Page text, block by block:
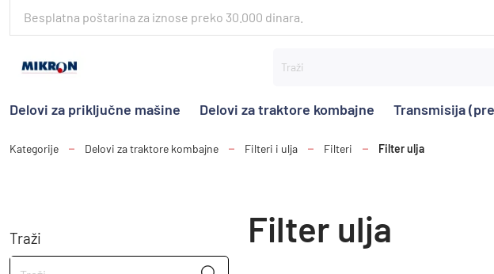
Besplatna poštarina za iznose preko 30.000 dinara.
Delovi za priključne mašine Delovi za traktore kombajne Transmisija
Kategorije Delovi za traktore kombajne Filteri i ulja Filteri Filter ulja
Traži Filter ulja